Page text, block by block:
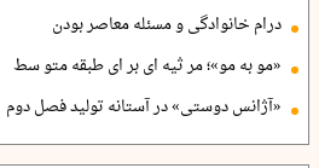
درام خانوادگی و مسئله معاصر بودن
«مو به مو»؛ مر ثیه ای بر ای طبقه متو سط
«آژانس دوستی» در آستانه تولید فصل دوم